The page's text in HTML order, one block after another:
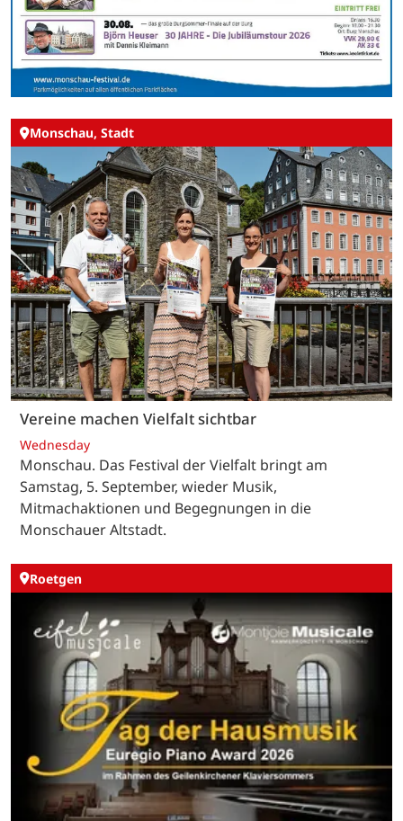
Monschau, Stadt
Vereine machen Vielfalt sichtbar
Wednesday
Monschau. Das Festival der Vielfalt bringt am
Samstag, 5. September, wieder Musik,
Mitmachaktionen und Begegnungen in die
Monschauer Altstadt.
Roetgen